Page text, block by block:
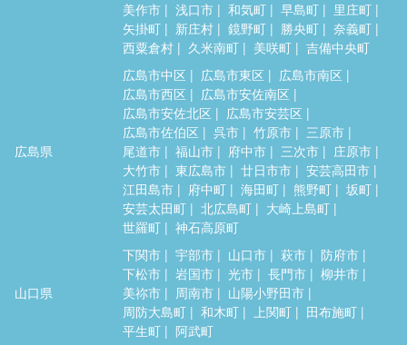
美作市
浅口市 和気町 早島町
里庄町
矢掛町
新庄村 鏡野町 勝央町
奈義町
西粟倉村
久米南町 美咲町 吉備中央町
広島県
広島市中区 広島市東区
広島市南区
広島市西区
広島市安佐南区
広島市安佐北区
広島市安芸区
広島市佐伯区
呉市 竹原市
三原市
尾道市
福山市 府中市 三次市
庄原市
大竹市
東広島市 廿日市市
安芸高田市
江田島市
府中町 海田町 熊野町
坂町
安芸太田町
北広島町
大崎上島町
世羅町
神石高原町
山口県
下関市 宇部市 山口市 萩市
防府市
下松市
岩国市 光市 長門市
柳井市
美祢市
周南市
山陽小野田市
周防大島町
和木町 上関町
田布施町
平生町
阿武町